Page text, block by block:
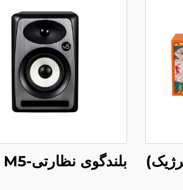
بلندگوی نظارتی-Pure M5